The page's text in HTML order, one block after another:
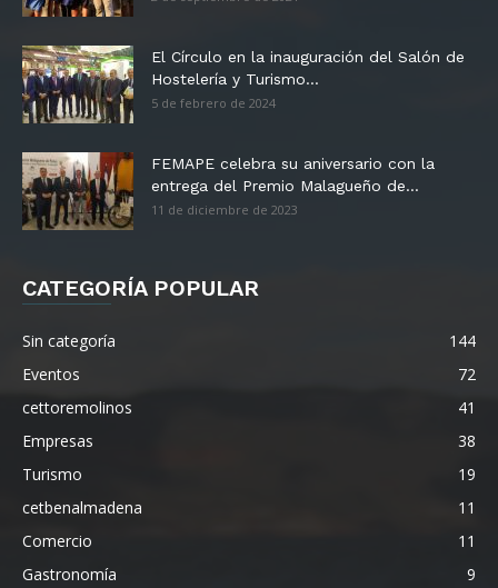
El Círculo en la inauguración del Salón de
Hostelería y Turismo...
5 de febrero de 2024
FEMAPE celebra su aniversario con la
entrega del Premio Malagueño de...
11 de diciembre de 2023
CATEGORÍA POPULAR
Sin categoría
144
Eventos
72
cettoremolinos
41
Empresas
38
Turismo
19
cetbenalmadena
11
Comercio
11
Gastronomía
9